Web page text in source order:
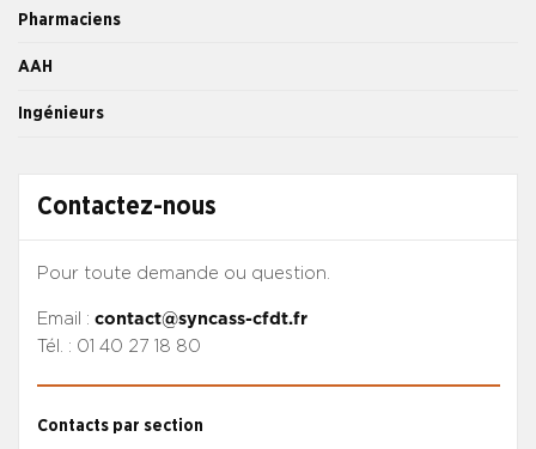
Pharmaciens
AAH
Ingénieurs
Contactez-nous
Pour toute demande ou question.
Email : contact@syncass-cfdt.fr
Tél. : 01 40 27 18 80
Contacts par section